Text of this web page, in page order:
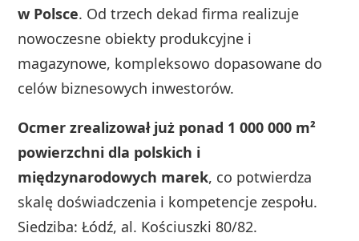
w Polsce. Od trzech dekad firma realizuje
nowoczesne obiekty produkcyjne i
magazynowe, kompleksowo dopasowane do
celów biznesowych inwestorów.
Ocmer zrealizował już ponad 1 000 000 m²
powierzchni dla polskich i
międzynarodowych marek, co potwierdza
skalę doświadczenia i kompetencje zespołu.
Siedziba: Łódź, al. Kościuszki 80/82.